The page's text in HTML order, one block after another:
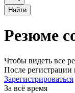
Найти
Резюме
Чтобы видеть все
После
Зарегистрироваться
За всё время